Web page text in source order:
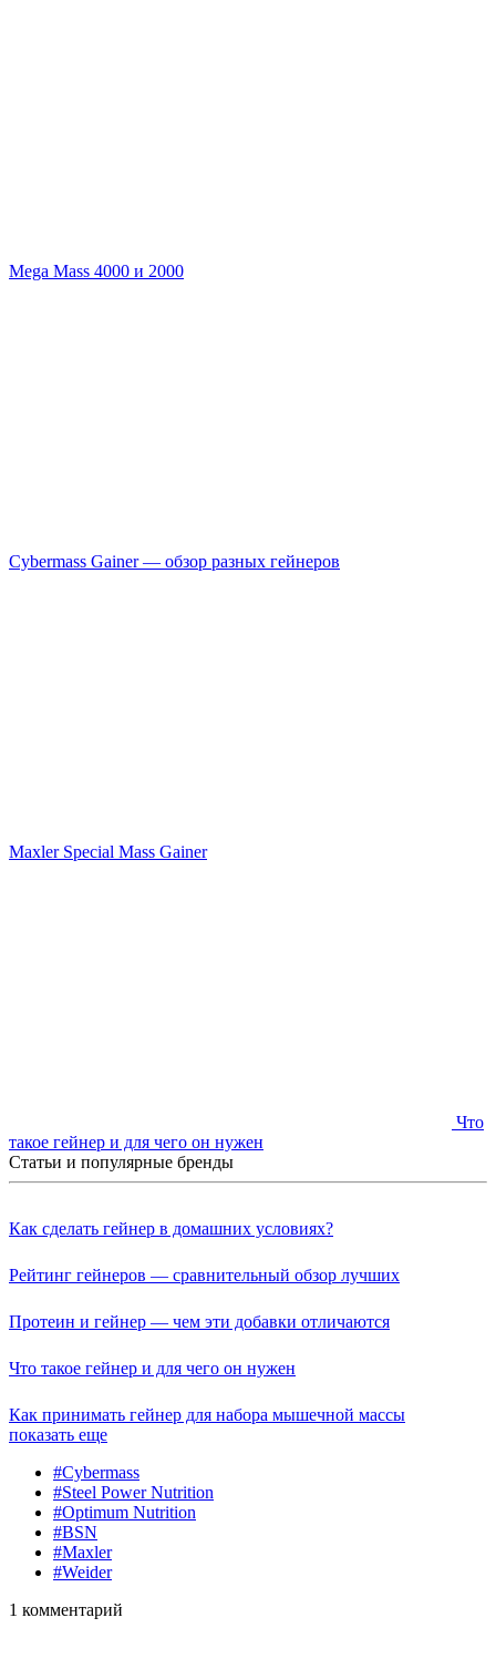
Mega Mass 4000 и 2000
Cybermass Gainer — обзор разных гейнеров
Maxler Special Mass Gainer
Что
такое гейнер и для чего он нужен
Статьи и популярные бренды
Как сделать гейнер в домашних условиях?
Рейтинг гейнеров — сравнительный обзор лучших
Протеин и гейнер — чем эти добавки отличаются
Что такое гейнер и для чего он нужен
Как принимать гейнер для набора мышечной массы
показать еще
#Cybermass
#Steel Power Nutrition
#Optimum Nutrition
#BSN
#Maxler
#Weider
1 комментарий